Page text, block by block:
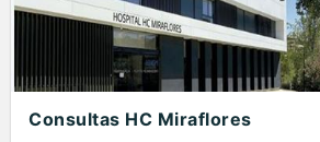
Consultas HC Miraflores